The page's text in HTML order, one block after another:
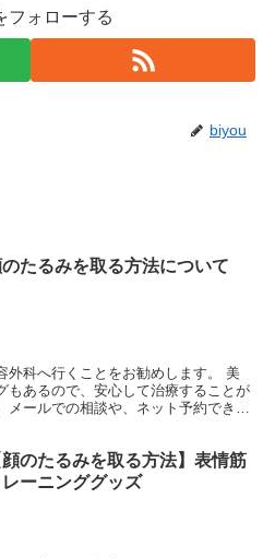
フォローする
biyou
のたるみを取る方法について
外科へ行くことをお勧めします。 美
もあるので、安心して治療することが
メールでの相談や、ネット予約できる
顔のたるみを取る方法】表情筋
レーニンググッズ